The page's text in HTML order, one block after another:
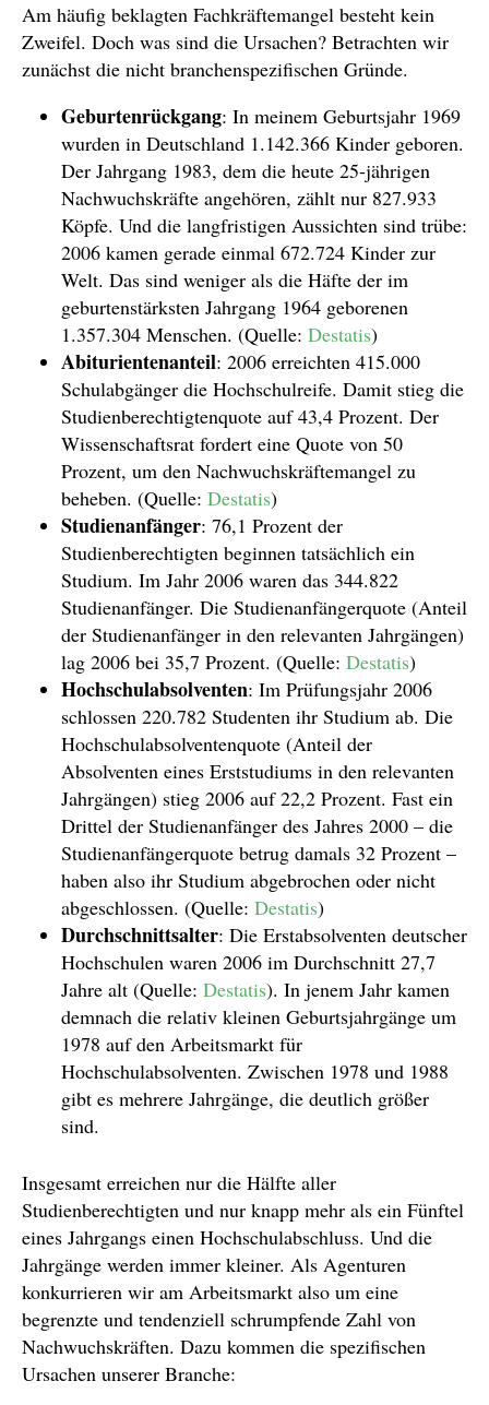
Am häufig beklagten Fachkräftemangel besteht kein
Zweifel. Doch was sind die Ursachen? Betrachten wir
zunächst die nicht branchenspezifischen Gründe.
Geburtenrückgang: In meinem Geburtsjahr 1969
wurden in Deutschland 1.142.366 Kinder geboren.
Der Jahrgang 1983, dem die heute 25-jährigen
Nachwuchskräfte angehören, zählt nur 827.933
Köpfe. Und die langfristigen Aussichten sind trübe:
2006 kamen gerade einmal 672.724 Kinder zur
Welt. Das sind weniger als die Häfte der im
geburtenstärksten Jahrgang 1964 geborenen
1.357.304 Menschen. (Quelle: Destatis)
Abiturientenanteil: 2006 erreichten 415.000
Schulabgänger die Hochschulreife. Damit stieg die
Studienberechtigtenquote auf 43,4 Prozent. Der
Wissenschaftsrat fordert eine Quote von 50
Prozent, um den Nachwuchskräftemangel zu
beheben. (Quelle: Destatis)
Studienanfänger: 76,1 Prozent der
Studienberechtigten beginnen tatsächlich ein
Studium. Im Jahr 2006 waren das 344.822
Studienanfänger. Die Studienanfängerquote (Anteil
der Studienanfänger in den relevanten Jahrgängen)
lag 2006 bei 35,7 Prozent. (Quelle: Destatis)
Hochschulabsolventen: Im Prüfungsjahr 2006
schlossen 220.782 Studenten ihr Studium ab. Die
Hochschulabsolventenquote (Anteil der
Absolventen eines Erststudiums in den relevanten
Jahrgängen) stieg 2006 auf 22,2 Prozent. Fast ein
Drittel der Studienanfänger des Jahres 2000 – die
Studienanfängerquote betrug damals 32 Prozent –
haben also ihr Studium abgebrochen oder nicht
abgeschlossen. (Quelle: Destatis)
Durchschnittsalter: Die Erstabsolventen deutscher
Hochschulen waren 2006 im Durchschnitt 27,7
Jahre alt (Quelle: Destatis). In jenem Jahr kamen
demnach die relativ kleinen Geburtsjahrgänge um
1978 auf den Arbeitsmarkt für
Hochschulabsolventen. Zwischen 1978 und 1988
gibt es mehrere Jahrgänge, die deutlich größer
sind.
Insgesamt erreichen nur die Hälfte aller
Studienberechtigten und nur knapp mehr als ein Fünftel
eines Jahrgangs einen Hochschulabschluss. Und die
Jahrgänge werden immer kleiner. Als Agenturen
konkurrieren wir am Arbeitsmarkt also um eine
begrenzte und tendenziell schrumpfende Zahl von
Nachwuchskräften. Dazu kommen die spezifischen
Ursachen unserer Branche: